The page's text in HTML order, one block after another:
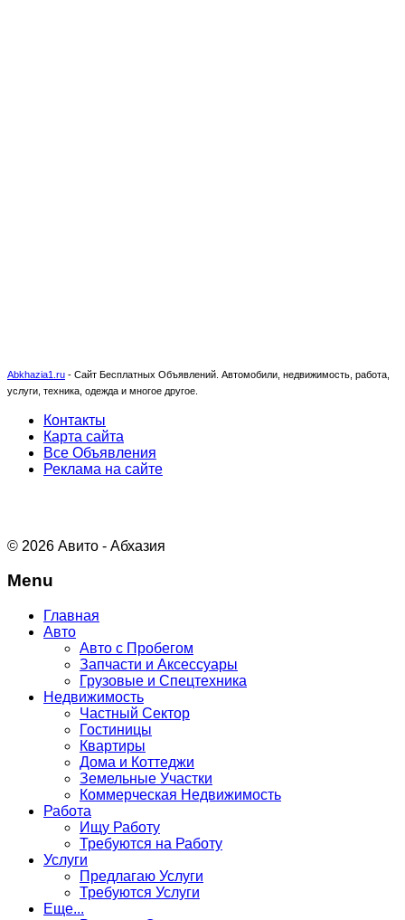
Abkhazia1.ru - Сайт Бесплатных Объявлений. Автомобили, недвижимость, работа,
услуги, техника, одежда и многое другое.
Контакты
Карта сайта
Все Объявления
Реклама на сайте
© 2026 Авито - Абхазия
Menu
Главная
Авто
Авто с Пробегом
Запчасти и Аксессуары
Грузовые и Спецтехника
Недвижимость
Частный Сектор
Гостиницы
Квартиры
Дома и Коттеджи
Земельные Участки
Коммерческая Недвижимость
Работа
Ищу Работу
Требуются на Работу
Услуги
Предлагаю Услуги
Требуются Услуги
Еще...